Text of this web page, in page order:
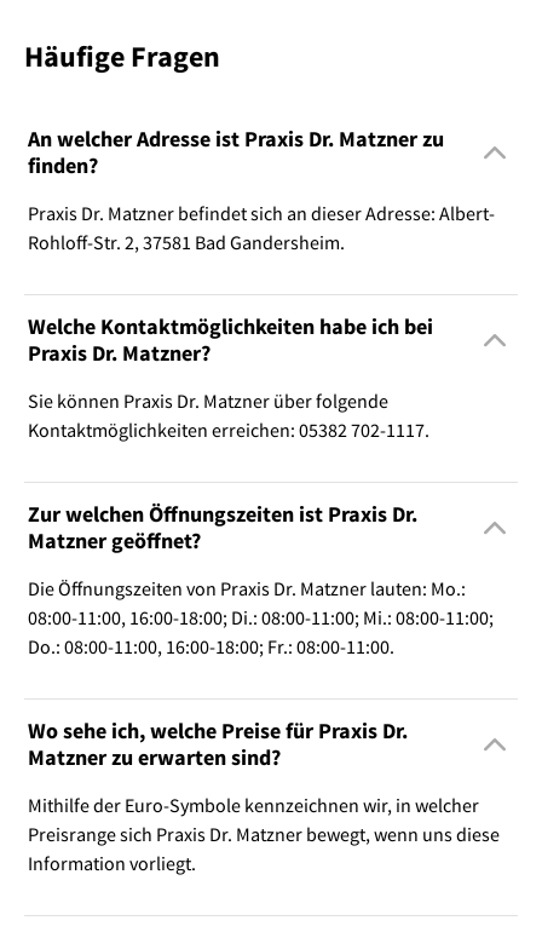
Häufige Fragen
An welcher Adresse ist Praxis Dr. Matzner zu
finden?
Praxis Dr. Matzner befindet sich an dieser Adresse: Albert-
Rohloff-Str. 2, 37581 Bad Gandersheim.
Welche Kontaktmöglichkeiten habe ich bei
Praxis Dr. Matzner?
Sie können Praxis Dr. Matzner über folgende
Kontaktmöglichkeiten erreichen: 05382 702-1117.
Zur welchen Öffnungszeiten ist Praxis Dr.
Matzner geöffnet?
Die Öffnungszeiten von Praxis Dr. Matzner lauten: Mo.:
08:00-11:00, 16:00-18:00; Di.: 08:00-11:00; Mi.: 08:00-11:00;
Do.: 08:00-11:00, 16:00-18:00; Fr.: 08:00-11:00.
Wo sehe ich, welche Preise für Praxis Dr.
Matzner zu erwarten sind?
Mithilfe der Euro-Symbole kennzeichnen wir, in welcher
Preisrange sich Praxis Dr. Matzner bewegt, wenn uns diese
Information vorliegt.